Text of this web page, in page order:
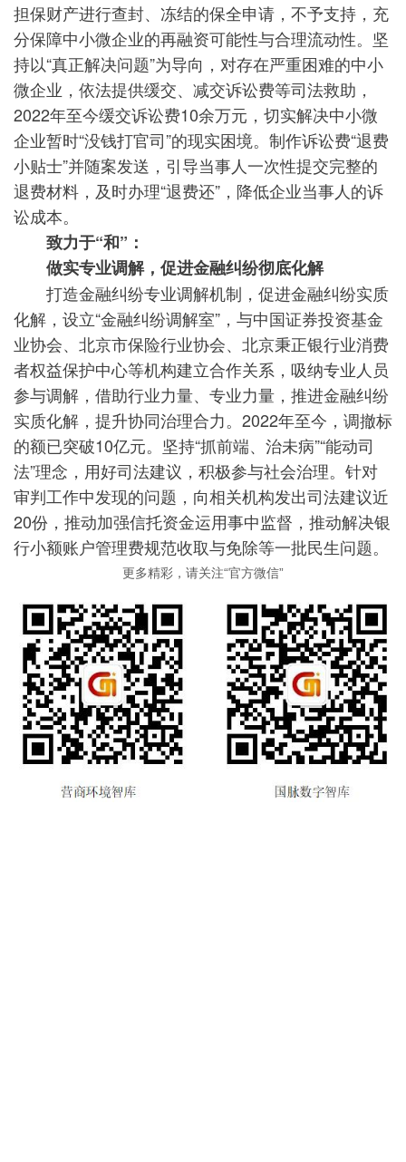
担保财产进行查封、冻结的保全申请，不予支持，充
分保障中小微企业的再融资可能性与合理流动性。坚
持以“真正解决问题”为导向，对存在严重困难的中小
微企业，依法提供缓交、减交诉讼费等司法救助，
2022年至今缓交诉讼费10余万元，切实解决中小微
企业暂时“没钱打官司”的现实困境。制作诉讼费“退费
小贴士”并随案发送，引导当事人一次性提交完整的
退费材料，及时办理“退费还”，降低企业当事人的诉
讼成本。
致力于“和”：
做实专业调解，促进金融纠纷彻底化解
打造金融纠纷专业调解机制，促进金融纠纷实质
化解，设立“金融纠纷调解室”，与中国证券投资基金
业协会、北京市保险行业协会、北京秉正银行业消费
者权益保护中心等机构建立合作关系，吸纳专业人员
参与调解，借助行业力量、专业力量，推进金融纠纷
实质化解，提升协同治理合力。2022年至今，调撤标
的额已突破10亿元。坚持“抓前端、治未病”“能动司
法”理念，用好司法建议，积极参与社会治理。针对
审判工作中发现的问题，向相关机构发出司法建议近
20份，推动加强信托资金运用事中监督，推动解决银
行小额账户管理费规范收取与免除等一批民生问题。
更多精彩，请关注“官方微信”